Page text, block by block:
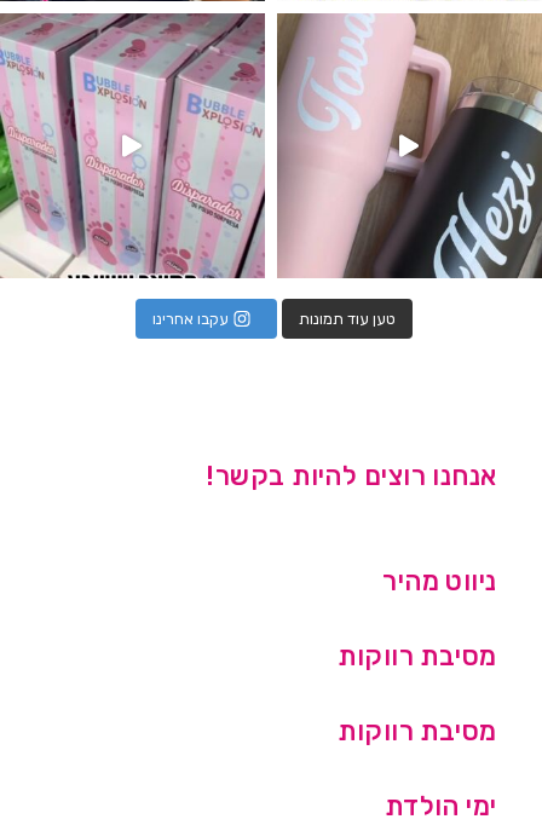
מטף לגילוי מין העובר חזר למלא
טען עוד תמונות עקבו אחרינו
אנחנו רוצים להיות בקשר!
ניווט מהיר
מסיבת רווקות
מסיבת רווקות
ימי הולדת